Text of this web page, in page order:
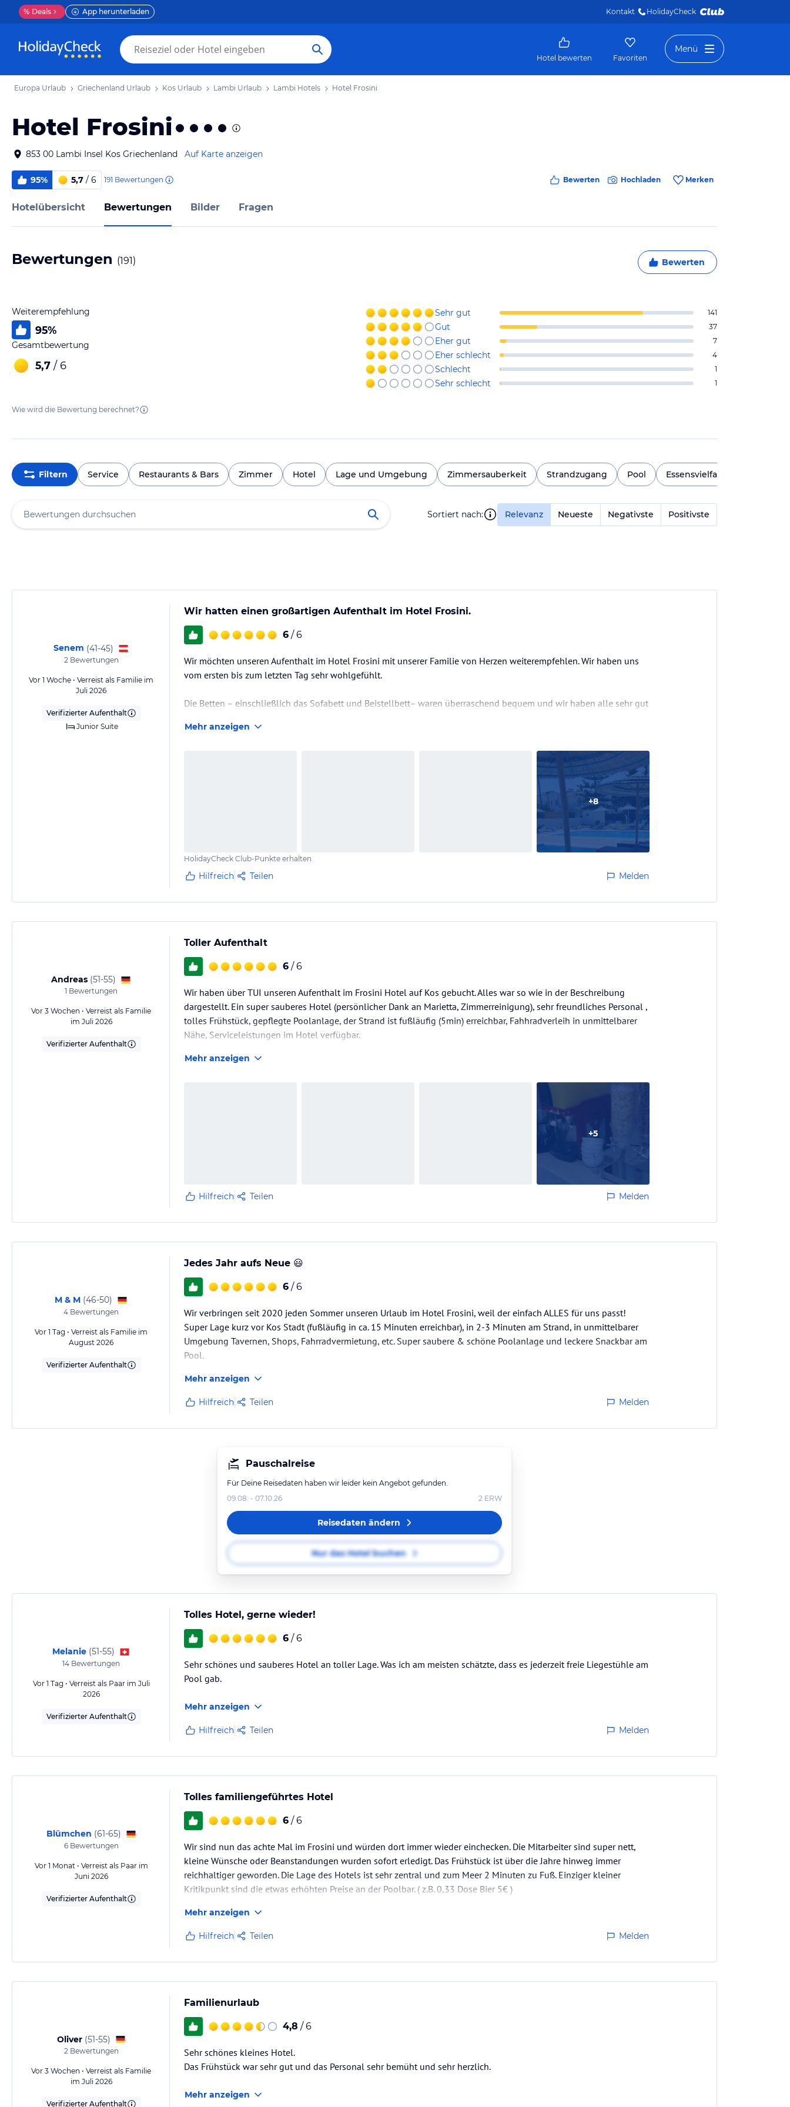
% Deals App herunterladen Kontakt HolidayCheck
Hotel bewerten Favoriten
Menü
Europa Urlaub Griechenland Urlaub Kos Urlaub Lambi Urlaub Lambi Hotels Hotel Frosini
Hotel Frosini
853 00 Lambi Insel Kos Griechenland Auf Karte anzeigen
95% 5,7 / 6 191 Bewertungen Bewerten Hochladen Merken
Hotelübersicht Bewertungen Bilder Fragen
Bewertungen (191) Bewerten
Weiterempfehlung
95%
Gesamtbewertung
5,7 / 6
Sehr gut 141
Gut 37
Eher gut 7
Eher schlecht 4
Schlecht 1
Sehr schlecht 1
Wie wird die Bewertung berechnet?
Filtern Service Restaurants & Bars Zimmer Hotel Lage und Umgebung Zimmersauberkeit Strandzugang Pool Essensvielfalt
Sortiert nach: Relevanz Neueste Negativste Positivste
Senem (41-45)
2Bewertungen
Vor 1 Woche • Verreist als Familie im
Juli 2026
Verifizierter Aufenthalt
Junior Suite
Wir hatten einen großartigen Aufenthalt im Hotel Frosini.
6 / 6
Wir möchten unseren Aufenthalt im Hotel Frosini mit unserer Familie von Herzen weiterempfehlen. Wir haben uns
vom ersten bis zum letzten Tag sehr wohlgefühlt.
Die Betten – einschließlich das Sofabett und Beistellbett– waren überraschend bequem und wir haben alle sehr gut
Mehr anzeigen
+8
HolidayCheck Club-Punkte erhalten
Hilfreich Teilen Melden
Andreas (51-55)
1 Bewertungen
Vor 3 Wochen • Verreist als Familie
im Juli 2026
Verifizierter Aufenthalt
Toller Aufenthalt
6 / 6
Wir haben über TUI unseren Aufenthalt im Frosini Hotel auf Kos gebucht. Alles war so wie in der Beschreibung
dargestellt. Ein super sauberes Hotel (persönlicher Dank an Marietta, Zimmerreinigung), sehr freundliches Personal ,
tolles Frühstück, gepflegte Poolanlage, der Strand ist fußläufig (5min) erreichbar, Fahhradverleih in unmittelbarer
Nähe, Serviceleistungen im Hotel verfügbar.
Mehr anzeigen
+5
Hilfreich Teilen Melden
M & M (46-50)
4 Bewertungen
Vor 1 Tag • Verreist als Familie im
August 2026
Verifizierter Aufenthalt
Jedes Jahr aufs Neue 😃
6 / 6
Wir verbringen seit 2020 jeden Sommer unseren Urlaub im Hotel Frosini, weil der einfach ALLES für uns passt!
Super Lage kurz vor Kos Stadt (fußläufig in ca. 15 Minuten erreichbar), in 2-3 Minuten am Strand, in unmittelbarer
Umgebung Tavernen, Shops, Fahrradvermietung, etc. Super saubere & schöne Poolanlage und leckere Snackbar am
Pool.
Mehr anzeigen
Hilfreich Teilen Melden
Pauschalreise
Für Deine Reisedaten haben wir leider kein Angebot gefunden.
09.08. - 07.10.26
2 ERW
Reisedaten ändern
Nur das Hotel buchen
Melanie (51-55)
14 Bewertungen
Vor 1 Tag • Verreist als Paar im Juli
2026
Verifizierter Aufenthalt
Tolles Hotel, gerne wieder!
6 / 6
Sehr schönes und sauberes Hotel an toller Lage. Was ich am meisten schätzte, dass es jederzeit freie Liegestühle am
Pool gab.
Mehr anzeigen
Hilfreich Teilen Melden
Blümchen (61-65)
6Bewertungen
Vor 1 Monat • Verreist als Paar im
Juni 2026
Verifizierter Aufenthalt
Tolles familiengeführtes Hotel
6 / 6
Wir sind nun das achte Mal im Frosini und würden dort immer wieder einchecken. Die Mitarbeiter sind super nett,
kleine Wünsche oder Beanstandungen wurden sofort erledigt. Das Frühstück ist über die Jahre hinweg immer
reichhaltiger geworden. Die Lage des Hotels ist sehr zentral und zum Meer 2 Minuten zu Fuß. Einziger kleiner
Kritikpunkt sind die etwas erhöhten Preise an der Poolbar. ( z.B. 0,33 Dose Bier 5€ )
Mehr anzeigen
Hilfreich Teilen Melden
Oliver (51-55)
2 Bewertungen
Vor 3 Wochen • Verreist als Familie
im Juli 2026
Verifizierter Aufenthalt
Familienurlaub
4,8 / 6
Sehr schönes kleines Hotel.
Das Frühstück war sehr gut und das Personal sehr bemüht und sehr herzlich.
Mehr anzeigen